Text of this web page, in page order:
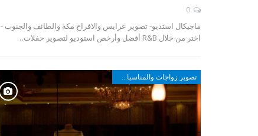
ماجيكال استديو- تصوير عرايس والافراح مكة والطائف والجنوب -
اختر من خلال R&B أفضل وأرخص استوديو لتصوير حفلات…
تصوير زواجات والمناسبات في مكة والطائف وأبها والجنوب